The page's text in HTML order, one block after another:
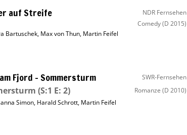
auf Streife
NDR Fernsehen
Comedy(D 2015)
Bartuschek, Max von Thun, Martin Feifel
Fjord – Sommersturm SWR-Fernsehen
(S:1 E: 2) Romanze (D 2010)
Simon, Harald Schrott, Martin Feifel